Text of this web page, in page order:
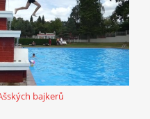
bajkerů